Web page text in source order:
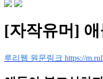
[자작유머]
루리웹 원문링크 https://